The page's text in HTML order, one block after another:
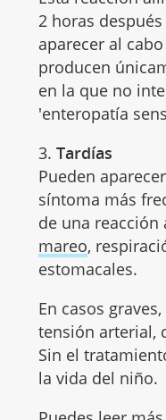
2 horas
aparecer al
producen
en la que no
'enteropatía
3.Tardías
Pueden
síntoma más
de una
mareo,
estomacales.
En casos
tensión arterial,
Sin el
la vida del niño.